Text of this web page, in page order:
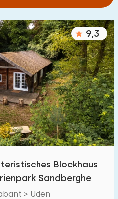
9,3
Blockhaus
Sandberghe
> Uden